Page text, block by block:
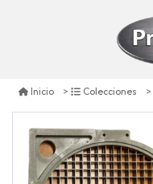
Inicio Colecciones